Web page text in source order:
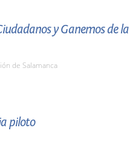
y Ganemos de la
de Salamanca
piloto